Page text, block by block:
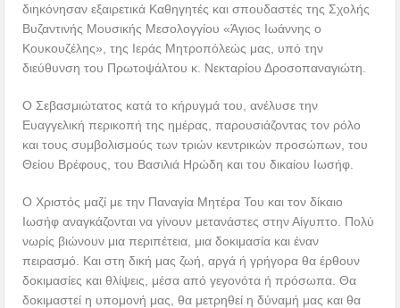
διηκόνησαν εξαιρετικά Καθηγητές και σπουδαστές της Σχολής
Βυζαντινής Μουσικής Μεσολογγίου «Άγιος Ιωάννης ο
Κουκουζέλης», της Ιεράς Μητροπόλεώς μας, υπό την
διεύθυνση του Πρωτοψάλτου κ. Νεκταρίου Δροσοπαναγιώτη.
Ο Σεβασμιώτατος κατά το κήρυγμά του, ανέλυσε την
Ευαγγελική περικοπή της ημέρας, παρουσιάζοντας τον ρόλο
και τους συμβολισμούς των τριών κεντρικών προσώπων, του
Θείου Βρέφους, του Βασιλιά Ηρώδη και του δικαίου Ιωσήφ.
Ο Χριστός μαζί με την Παναγία Μητέρα Του και τον δίκαιο
Ιωσήφ αναγκάζονται να γίνουν μετανάστες στην Αίγυπτο. Πολύ
νωρίς βιώνουν μια περιπέτεια, μια δοκιμασία και έναν
πειρασμό. Και στη δική μας ζωή, αργά ή γρήγορα θα έρθουν
δοκιμασίες και θλίψεις, μέσα από γεγονότα ή πρόσωπα. Θα
δοκιμαστεί η υπομονή μας, θα μετρηθεί η δύναμή μας και θα